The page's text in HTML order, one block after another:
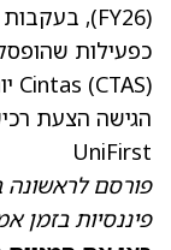
כפעילות
Cintas (CTAS)
UniFirst
פורסם לראשונה
פיננסיות בזמן